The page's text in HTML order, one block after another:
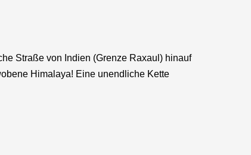
Straße von Indien (Grenze Raxaul) hinauf
Himalaya! Eine unendliche Kette